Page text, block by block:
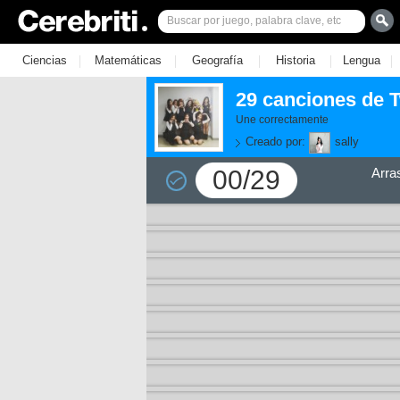
Ciencias | Matemáticas | Geografía | Historia | Lengua |
29 canciones de
Une correctamente
Creado por: sally
00/29